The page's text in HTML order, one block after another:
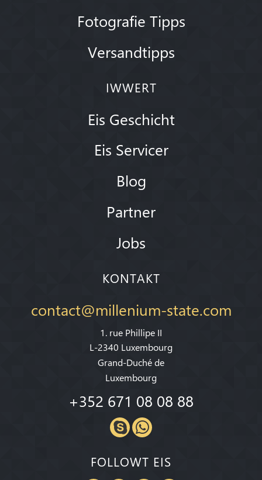
Fotografie Tipps
Versandtipps
IWWERT
Eis Geschicht
Eis Servicer
Blog
Partner
Jobs
KONTAKT
contact@millenium-state.com
1. rue Phillipe II
L-2340 Luxembourg
Grand-Duché de
Luxembourg
+352 671 08 08 88
FOLLOWT EIS